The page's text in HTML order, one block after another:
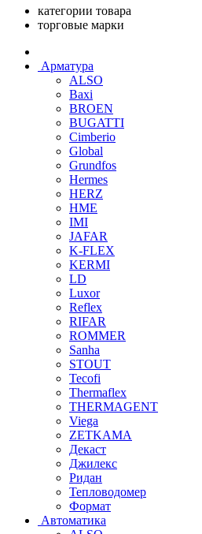
категории товара
торговые марки
Арматура
ALSO
Baxi
BROEN
BUGATTI
Cimberio
Global
Grundfos
Hermes
HERZ
HME
IMI
JAFAR
K-FLEX
KERMI
LD
Luxor
Reflex
RIFAR
ROMMER
Sanha
STOUT
Tecofi
Thermaflex
THERMAGENT
Viega
ZETKAMA
Декаст
Джилекс
Ридан
Тепловодомер
Формат
Автоматика